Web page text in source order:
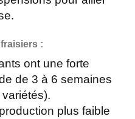
:
ont une forte
de 3 à 6 semaines
plus faible